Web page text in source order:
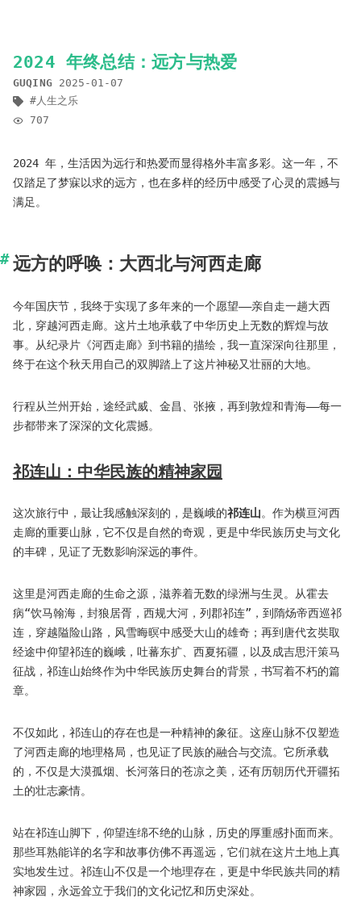
2024 年终总结：远方与热爱
GUQING
2025-01-07
人生之乐
707
2024 年，生活因为远行和热爱而显得格外丰富多彩。这一年，不
仅踏足了梦寐以求的远方，也在多样的经历中感受了心灵的震撼与
满足。
远方的呼唤：大西北与河西走廊
今年国庆节，我终于实现了多年来的一个愿望——亲自走一趟大西
北，穿越河西走廊。这片土地承载了中华历史上无数的辉煌与故
事。从纪录片《河西走廊》到书籍的描绘，我一直深深向往那里，
终于在这个秋天用自己的双脚踏上了这片神秘又壮丽的大地。
行程从兰州开始，途经武威、金昌、张掖，再到敦煌和青海——每一
步都带来了深深的文化震撼。
祁连山：中华民族的精神家园
这次旅行中，最让我感触深刻的，是巍峨的祁连山。作为横亘河西
走廊的重要山脉，它不仅是自然的奇观，更是中华民族历史与文化
的丰碑，见证了无数影响深远的事件。
这里是河西走廊的生命之源，滋养着无数的绿洲与生灵。从霍去
病“饮马翰海，封狼居胥，西规大河，列郡祁连”，到隋炀帝西巡祁
连，穿越隘险山路，风雪晦暝中感受大山的雄奇；再到唐代玄奘取
经途中仰望祁连的巍峨，吐蕃东扩、西夏拓疆，以及成吉思汗策马
征战，祁连山始终作为中华民族历史舞台的背景，书写着不朽的篇
章。
不仅如此，祁连山的存在也是一种精神的象征。这座山脉不仅塑造
了河西走廊的地理格局，也见证了民族的融合与交流。它所承载
的，不仅是大漠孤烟、长河落日的苍凉之美，还有历朝历代开疆拓
土的壮志豪情。
站在祁连山脚下，仰望连绵不绝的山脉，历史的厚重感扑面而来。
那些耳熟能详的名字和故事仿佛不再遥远，它们就在这片土地上真
实地发生过。祁连山不仅是一个地理存在，更是中华民族共同的精
神家园，永远耸立于我们的文化记忆和历史深处。